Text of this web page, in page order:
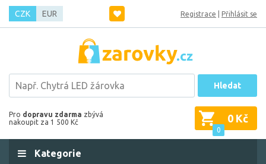
CZK EUR Registrace Přihlásit se
Hledat
Pro dopravu zdarma zbývá
nakoupit za 1 500 Kč
0
0 Kč
Kategorie